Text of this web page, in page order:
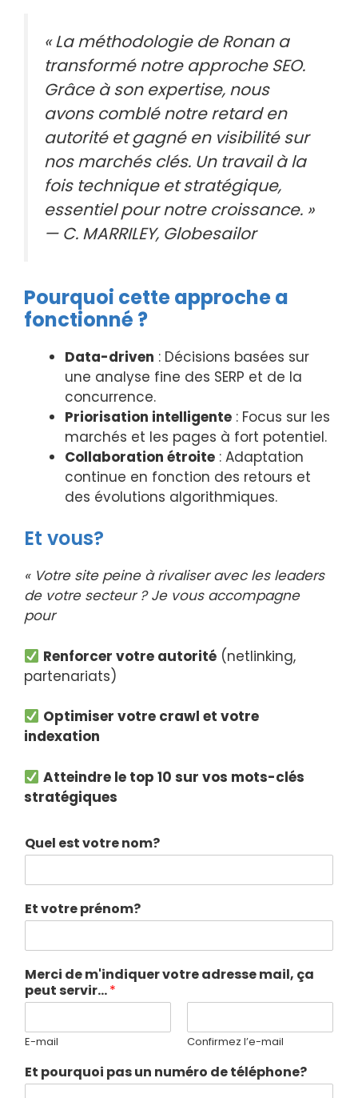
« La méthodologie de Ronan a
transformé notre approche SEO.
Grâce à son expertise, nous
avons comblé notre retard en
autorité et gagné en visibilité sur
nos marchés clés. Un travail à la
fois technique et stratégique,
essentiel pour notre croissance. »
— C. MARRILEY, Globesailor
Pourquoi cette approche a
fonctionné ?
Data-driven : Décisions basées sur
une analyse fine des SERP et de la
concurrence.
Priorisation intelligente : Focus sur les
marchés et les pages à fort potentiel.
Collaboration étroite : Adaptation
continue en fonction des retours et
des évolutions algorithmiques.
Et vous?
« Votre site peine à rivaliser avec les leaders
de votre secteur ? Je vous accompagne
pour
Renforcer votre autorité (netlinking,
partenariats)
Optimiser votre crawl et votre
indexation
Atteindre le top 10 sur vos mots-clés
stratégiques
Quel est votre nom?
Et votre prénom?
Merci de m'indiquer votre adresse mail, ça
peut servir…*
E-mail Confirmez l’e-mail
Et pourquoi pas un numéro de téléphone?